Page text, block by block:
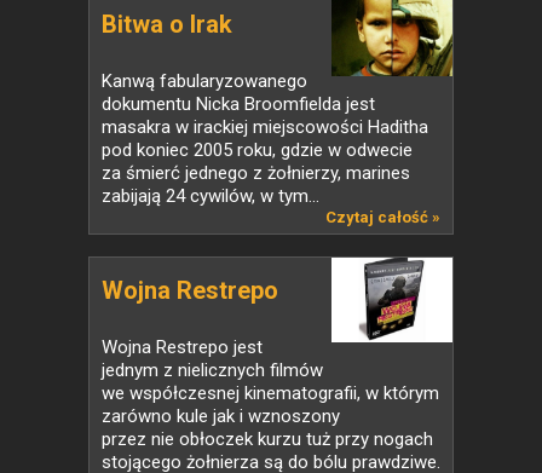
Bitwa o Irak
Kanwą fabularyzowanego
dokumentu Nicka Broomfielda jest
masakra w irackiej miejscowości Haditha
pod koniec 2005 roku, gdzie w odwecie
za śmierć jednego z żołnierzy, marines
zabijają 24 cywilów, w tym...
Czytaj całość »
Wojna Restrepo
Wojna Restrepo jest
jednym z nielicznych filmów
we współczesnej kinematografii, w którym
zarówno kule jak i wznoszony
przez nie obłoczek kurzu tuż przy nogach
stojącego żołnierza są do bólu prawdziwe.